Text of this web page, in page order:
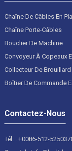
Chaîne De Câbles En
Chaîne Porte-Câbles
Bouclier De Machine
Convoyeur À Copeaux
Collecteur De
Boîtier De Commande
Contactez-Nous
Tél. : +0086-512-